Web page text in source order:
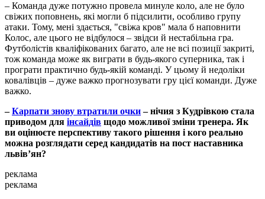
– Команда дуже потужно провела минуле коло, але не було
свіжих поповнень, які могли б підсилити, особливо групу
атаки. Тому, мені здається, "свіжа кров" мала б наповнити
Колос, але цього не відбулося – звідси й нестабільна гра.
Футболістів кваліфікованих багато, але не всі позиції закриті,
тож команда може як виграти в будь-якого суперника, так і
програти практично будь-якій команді. У цьому й недоліки
ковалівців – дуже важко прогнозувати гру цієї команди. Дуже
важко.
–Карпати знову втратили очки– нічия з Кудрівкою стала
приводом для інсайдів щодо можливої зміни тренера. Як
ви оцінюєте перспективу такого рішення і кого реально
можна розглядати серед кандидатів на пост наставника
львів’ян?
реклама
реклама